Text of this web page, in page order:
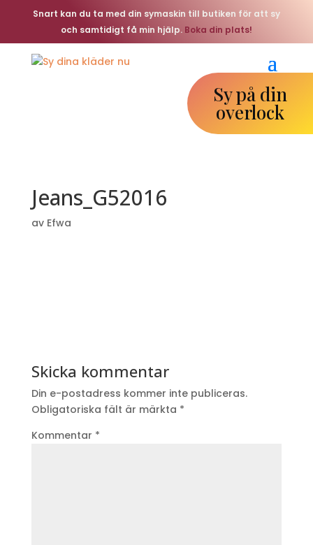
Snart kan du ta med din symaskin till butiken för att sy
och samtidigt få min hjälp. Boka din plats!
Sy på din
overlock
Jeans_G52016
av Efwa
Skicka kommentar
Din e-postadress kommer inte publiceras.
Obligatoriska fält är märkta *
Kommentar *